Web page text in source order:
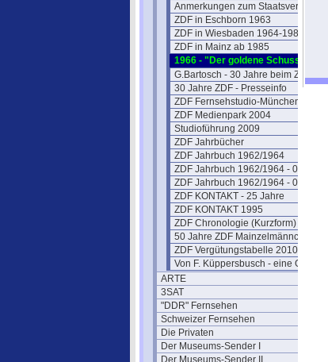
Anmerkungen zum Staatsvertrag
ZDF in Eschborn 1963
ZDF in Wiesbaden 1964-1984
ZDF in Mainz ab 1985
1966 - "Der goldene Schuss" Fotos
G.Bartosch - 30 Jahre beim ZDF
30 Jahre ZDF - Presseinfo
ZDF Fernsehstudio-München
ZDF Medienpark 2004
Studioführung 2009
ZDF Jahrbücher
ZDF Jahrbuch 1962/1964
ZDF Jahrbuch 1962/1964 - 02
ZDF Jahrbuch 1962/1964 - 03
ZDF KONTAKT - 25 Jahre
ZDF KONTAKT 1995
ZDF Chronologie (Kurzform)
50 Jahre ZDF Mainzelmännchen
ZDF Vergütungstabelle 2010
Von F. Küppersbusch - eine Glosse ?
ARTE
3SAT
"DDR" Fernsehen
Schweizer Fernsehen
Die Privaten
Der Museums-Sender I
Der Museums-Sender II